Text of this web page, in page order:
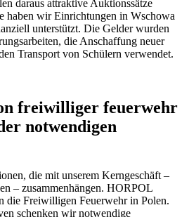
daraus attraktive Auktionssätze
haben wir Einrichtungen in Wschowa
unterstützt. Die Gelder wurden
die Anschaffung neuer
Transport von Schülern verwendet.
freiwilliger feuerwehr
notwendigen
die mit unserem Kerngeschäft –
– zusammenhängen. HORPOL
die Freiwilligen Feuerwehr in Polen.
schenken wir notwendige